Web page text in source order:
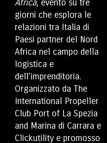
Africa, evento su tre
giorni che esplora le
relazioni tra Italia di
Paesi partner del Nord
Africa nel campo della
logistica e
dell’imprenditoria.
Organizzato da The
International Propeller
Club Port of La Spezia
and Marina di Carrara e
Clickutility e promosso